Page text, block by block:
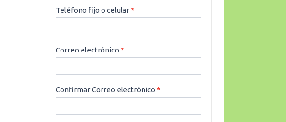
Teléfono fijo o celular*
Correo electrónico*
Confirmar Correo electrónico*